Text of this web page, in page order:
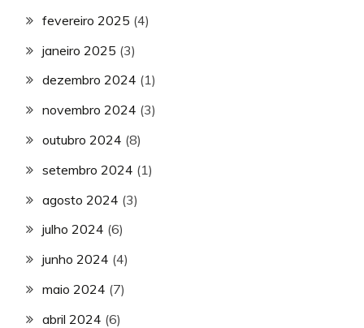
fevereiro 2025 (4)
janeiro 2025 (3)
dezembro 2024 (1)
novembro 2024 (3)
outubro 2024 (8)
setembro 2024 (1)
agosto 2024 (3)
julho 2024 (6)
junho 2024 (4)
maio 2024 (7)
abril 2024 (6)